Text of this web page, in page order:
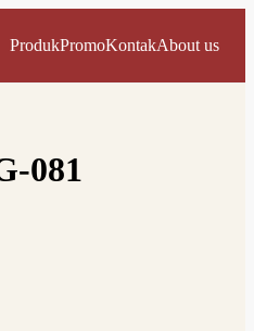
ProdukPromoKontakAbout us
081